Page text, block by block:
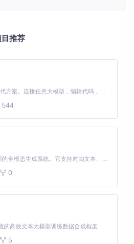
人员经常需要进行数据清洗、转换和
Jupyter-text2code，只需输入"清洗C
系统就能自动生成完整的数据预处理
缺失值填充和数据格式转换等步骤。
场景，Jupyter-text2code提供了极大
型的转化时间。
"如何使用matplotlib绘制动态折线
推荐
Claude Code 的开源替代方案。连接任意大模型，编辑代码，运行命令，自动验证 — 全自动执行。用 Rust 构建，极致性能。 ｜ An open-source alternative to Claude Code. Connect any LLM, edit code, run commands, and verify changes — autonomously. Built in Rust for speed. Get Started
544
MiniMax H3 是一个通用的全模态生成系统。它支持对由文本、图像、视频和音频组成的多模态上下文进行统一理解，并能生成分辨率高达 2K、时长可达 15 秒的带原生立体声音频的视频。得益于面向任务泛化的系统设计，H3 在预训练阶段就已具备广泛的多模态上下文理解与生成能力，能够出色地执行复杂的多模态指令。
0
的高效文本大模型训练数据合成框架
5